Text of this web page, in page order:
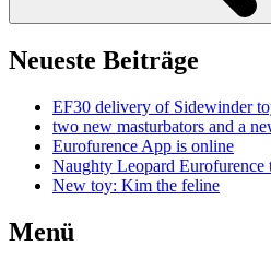
Neueste Beiträge
EF30 delivery of Sidewinder
two new masturbators and a
Eurofurence App is online
Naughty Leopard Eurofurence
New toy: Kim the feline
Menü